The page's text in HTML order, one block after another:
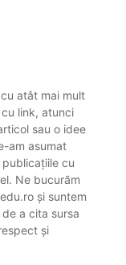
atât mai mult
link, atunci
sau o idee
am asumat
cu
Ne bucurăm
și suntem
a cita sursa
și